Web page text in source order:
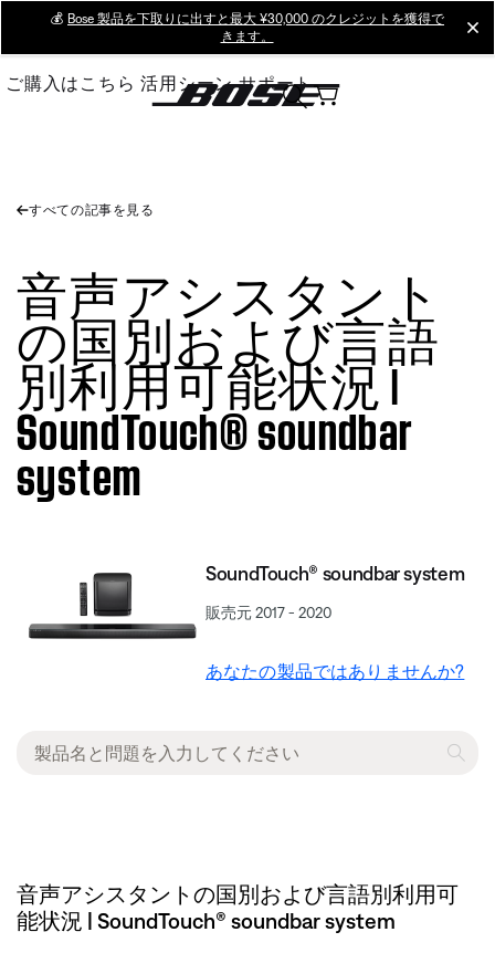
Main
💰 Bose 製品を下取りに出すと最大 ¥30,000 のクレジットを獲得で
きます。
ご購入はこちら 活用シーン サポート
すべての記事を見る
音声アシスタント
の国別および言語
別利用可能状況 |
SoundTouch® soundbar
system
SoundTouch® soundbar system
販売元 2017 - 2020
あなたの製品ではありませんか?
音声アシスタントの国別および言語別利用可
能状況 | SoundTouch® soundbar system